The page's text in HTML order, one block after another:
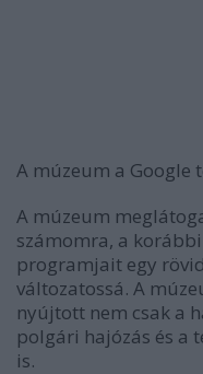
A múzeum a Google
A múzeum
számomra, a
programjait egy
változatossá. A
nyújtott nem csak a
polgári hajózás és a
is.